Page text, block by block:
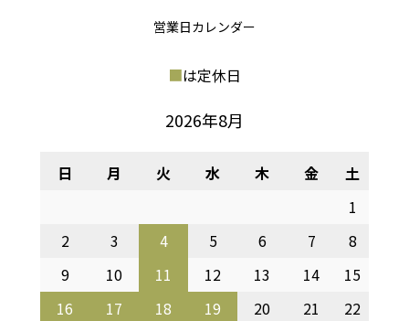
営業日カレンダー
■は定休日
2026年8月
日 月 火 水 木 金
土
1
2
3 4 5 6 7
8
9
10 11 12 13 14
15
16
17 18 19 20 21
22